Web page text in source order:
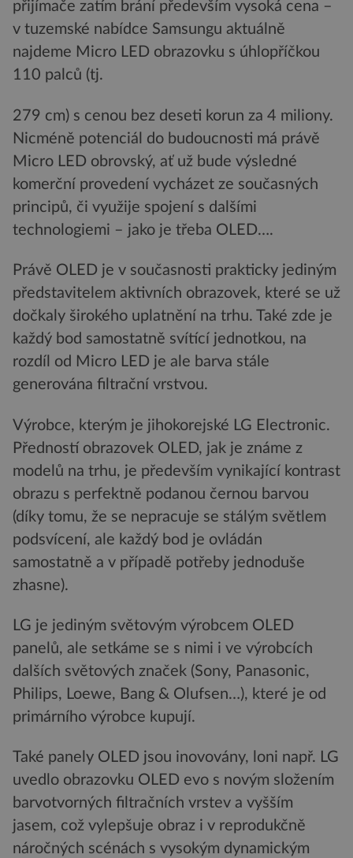
přijímače zatím brání především vysoká cena –
v tuzemské nabídce Samsungu aktuálně
najdeme Micro LED obrazovku s úhlopříčkou
110 palců (tj.
279 cm) s cenou bez deseti korun za 4 miliony.
Nicméně potenciál do budoucnosti má právě
Micro LED obrovský, ať už bude výsledné
komerční provedení vycházet ze současných
principů, či využije spojení s dalšími
technologiemi – jako je třeba OLED….
Právě OLED je v současnosti prakticky jediným
představitelem aktivních obrazovek, které se už
dočkaly širokého uplatnění na trhu. Také zde je
každý bod samostatně svítící jednotkou, na
rozdíl od Micro LED je ale barva stále
generována filtrační vrstvou.
Výrobce, kterým je jihokorejské LG Electronic.
Předností obrazovek OLED, jak je známe z
modelů na trhu, je především vynikající kontrast
obrazu s perfektně podanou černou barvou
(díky tomu, že se nepracuje se stálým světlem
podsvícení, ale každý bod je ovládán
samostatně a v případě potřeby jednoduše
zhasne).
LG je jediným světovým výrobcem OLED
panelů, ale setkáme se s nimi i ve výrobcích
dalších světových značek (Sony, Panasonic,
Philips, Loewe, Bang & Olufsen…), které je od
primárního výrobce kupují.
Také panely OLED jsou inovovány, loni např. LG
uvedlo obrazovku OLED evo s novým složením
barvotvorných filtračních vrstev a vyšším
jasem, což vylepšuje obraz i v reprodukčně
náročných scénách s vysokým dynamickým